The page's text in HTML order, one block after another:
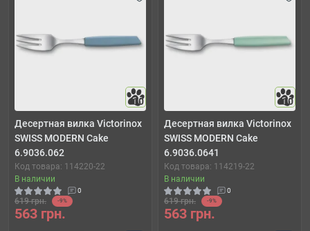
10
Десертная вилка Victorinox
SWISS MODERN Cake
6.9036.062
Код товара: 114220-22
В наличии
0
619 грн. -9%
563 грн.
10
Десертная вилка Victorinox
SWISS MODERN Cake
6.9036.0641
Код товара: 114219-22
В наличии
0
619 грн. -9%
563 грн.